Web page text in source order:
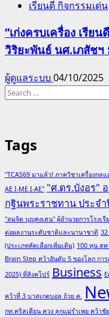
เรียนดี กิจกรรมเด่น
“เก่งครบเครื่อง เรีย
วิริยะพันธ์ นศ.เภสัชฯ
ผู้ดูแลระบบ 04/10/2025
Search
Tags
"TCAS69 มาแล้ว! ภาควิชาเครื่องกล
AE I-ME I-AE" "ศ.ดร.บังอร"
กฐินพระราชทาน ประจ
"สมจิต บุญคงเสน" ผู้อำนวยการโรงเ
ต่อผลงานระดับชาติและนานาชาติ
(ประเภทคัดเลือกเพิ่มเติม) 100 ทุน สค
Brain Step คว้าอันดับ 5 ของโลก กา
2025) ที่สิงคโปร์ Business
คว้าที่ 3 บาสเกตบอล ถ้วย ค.
กท.คริสเตียน ควง ลูกแม่รำเพย คว้า